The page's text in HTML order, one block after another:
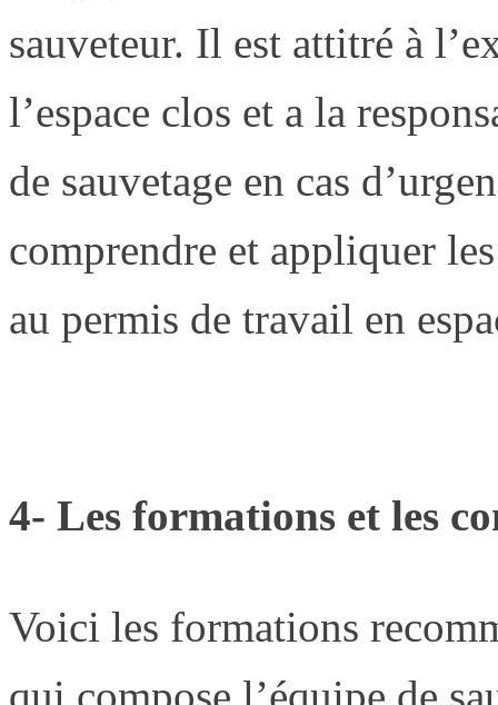
sauveteur. Il est attitré à
l’espace clos et a la
de sauvetage en cas
comprendre et appliquer
au permis de travail en
4- Les formations et les
Voici les formations
qui compose l’équipe de